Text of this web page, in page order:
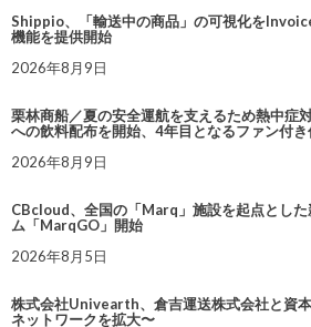
Shippio、「輸送中の商品」の可視化を
機能を提供開始
2026年8月9日
栗林商船／夏の安全運航を支えるため熱中症
への飲料配布を開始、4年目となるファン付
2026年8月9日
CBcloud、全国の「Marq」施設を起点とし
ム「MarqGO」開始
2026年8月5日
株式会社Univearth、倉吉運送株式会社と資
ネットワークを拡大〜